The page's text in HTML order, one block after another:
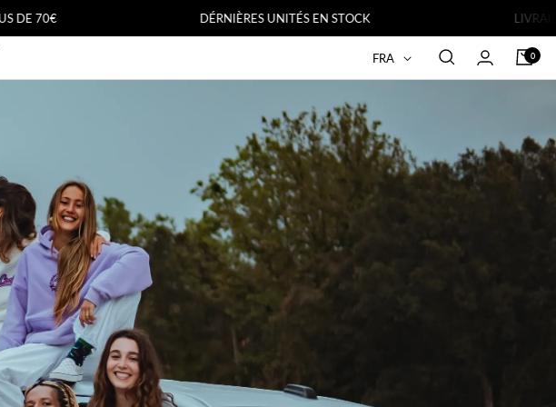
DÉRNIÈRES UNITÉS EN STOCK LIVRAISON
Langue
FRA 0